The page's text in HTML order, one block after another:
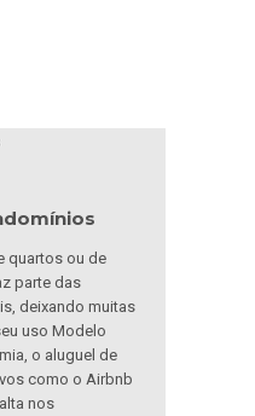
quartos ou de
parte das
deixando muitas
uso Modelo
o aluguel de
como o Airbnb
nos